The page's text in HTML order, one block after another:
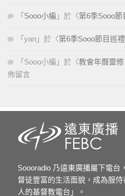
「 Sooo小編 」於〈第6季Sooo節
「 yan 」於〈第6季Sooo節目巡禮
「 Sooo小編 」於〈教會年曆靈
佈留言
Soooradio 乃遠東廣播屬下電台
督徒豐富的生活面貌，成為服
人的基督教電台」。